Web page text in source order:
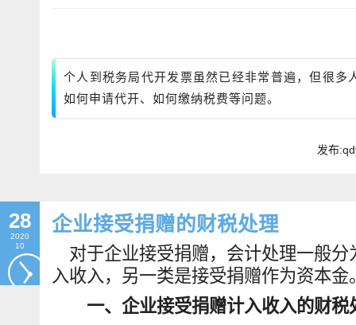
个人到税务局代开发票虽然已经非常普遍，但很
如何申请代开、如何缴纳税费等问题。
发布
28
2020
10
企业接受捐赠的财税处理
对于企业接受捐赠，会计处理一般分
入收入，另一类是接受捐赠作为资本金
一、企业接受捐赠计入收入的财税